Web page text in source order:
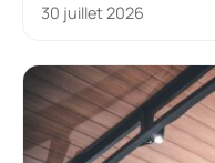
30 juillet 2026